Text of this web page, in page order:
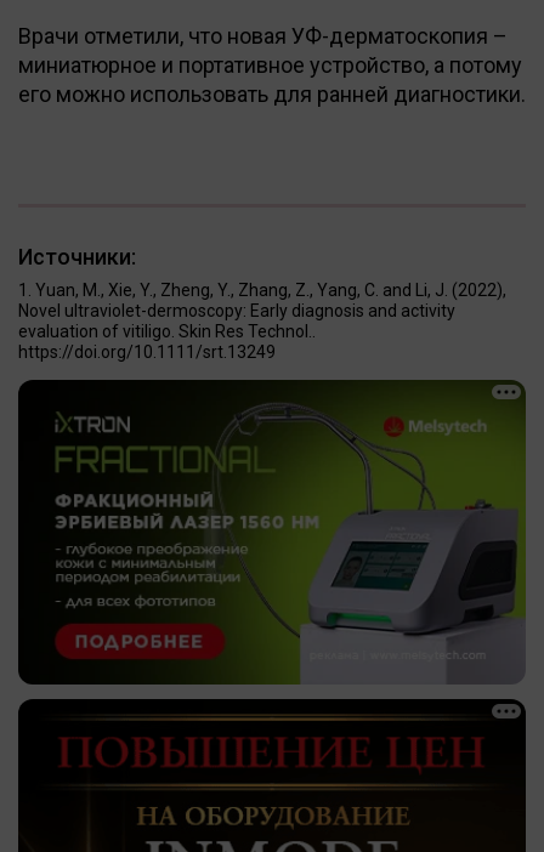
Врачи отметили, что новая УФ-дерматоскопия –
миниатюрное и портативное устройство, а потому
его можно использовать для ранней диагностики.
Источники:
Yuan, M., Xie, Y., Zheng, Y., Zhang, Z., Yang, C. and Li, J. (2022),
Novel ultraviolet-dermoscopy: Early diagnosis and activity
evaluation of vitiligo. Skin Res Technol..
https://doi.org/10.1111/srt.13249